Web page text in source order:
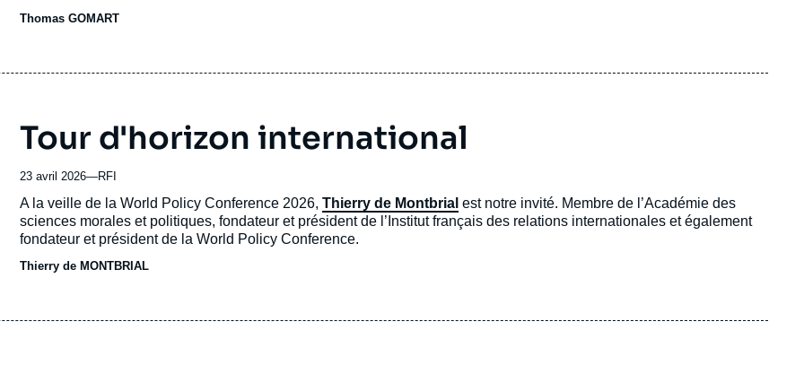
Thomas GOMART
Tour d'horizon international
23 avril 2026—Nom
du
journal,
revue
ou
émission
RFI
Accroche
A la veille de la World Policy Conference 2026, Thierry de Montbrial est notre invité. Membre de l’Académie des
sciences morales et politiques, fondateur et président de l’Institut français des relations internationales et également
fondateur et président de la World Policy Conference.
Thierry de MONTBRIAL